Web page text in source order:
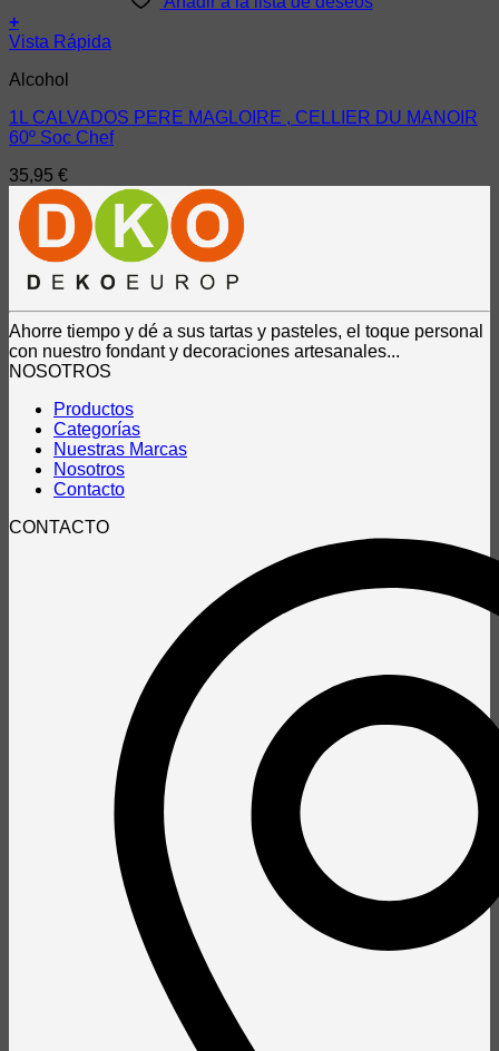
+
Vista Rápida
Alcohol
1L CALVADOS PERE MAGLOIRE , CELLIER DU MANOIR
60º Soc Chef
35,95 €
Ahorre tiempo y dé a sus tartas y pasteles, el toque personal
con nuestro fondant y decoraciones artesanales...
NOSOTROS
Productos
Categorías
Nuestras Marcas
Nosotros
Contacto
CONTACTO